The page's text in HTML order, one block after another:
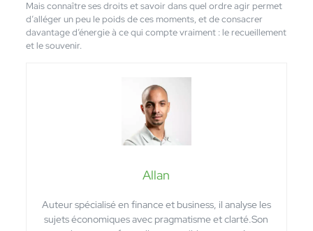
Mais connaître ses droits et savoir dans quel ordre agir permet
d’alléger un peu le poids de ces moments, et de consacrer
davantage d’énergie à ce qui compte vraiment : le recueillement
et le souvenir.
Allan
Auteur spécialisé en finance et business, il analyse les
sujets économiques avec pragmatisme et clarté.Son